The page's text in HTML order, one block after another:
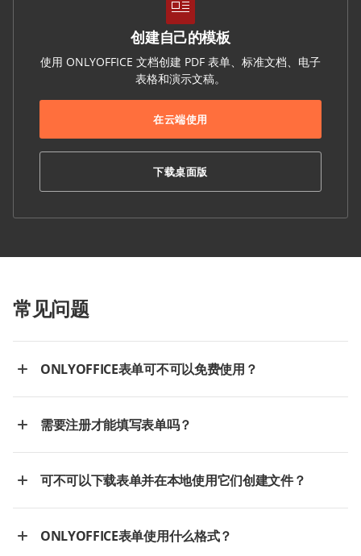
创建自己的模板
使用 ONLYOFFICE 文档创建 PDF 表单、标准文档、电子
表格和演示文稿。
在云端使用
下载桌面版
常见问题
ONLYOFFICE表单可不可以免费使用？
需要注册才能填写表单吗？
可不可以下载表单并在本地使用它们创建文件？
ONLYOFFICE表单使用什么格式？